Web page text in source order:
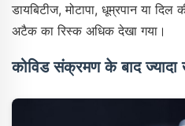
डायबिटीज, मोटापा, धूम्रपान या दिल
अटैक का रिस्क अधिक देखा गया।
कोविड संक्रमण के बाद ज्यादा